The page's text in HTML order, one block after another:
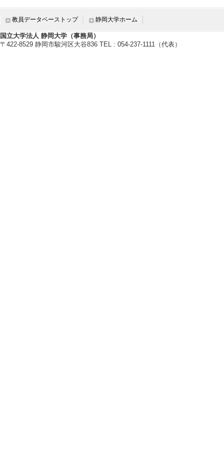
[11]. 絶滅危惧種ナガボナツハゼ
若手研究 代表
[12]. バラ科果樹の低温要求性マ
年3月 ） 基盤研究(B) 分担
教員データベーストップ 静岡大学ホーム
国立大学法人 静岡大学（事務局）
〒422-8529 静岡市駿河区大谷836 TEL : 054-237-1111（代表）